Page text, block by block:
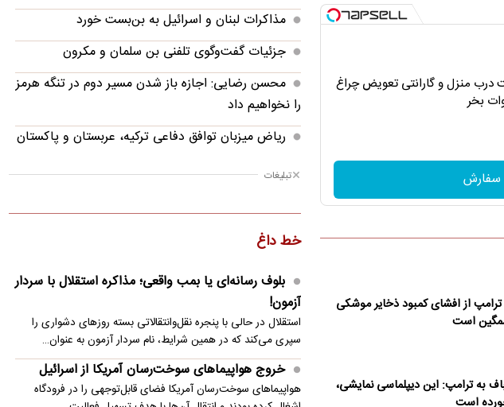
درب منزل و گارانتی تعویض چراغ
از افشای کمبود ذخایر موشکی
است
به ترامپ: این دیپلماسی نمایشی،
مذاکرات لبنان و اسرائیل به بن‌بست خورد
جزئیات گفت‌وگوی تلفنی بن سلمان و مکرون
محسن رضایی: اجازه باز شدن مسیر دوم در تنگه هرمز
را نخواهیم داد
ریاض میزبان توافق دفاعی ترکیه، عربستان و پاکستان
پالس‌های تازه از دیپلماسی؛ توافق ایران و آمریکا در
بارش‌های تابستانه در راه ۱۱ استان
رابرت دنیرو: کشور من دیگر دوست داشتنی نیست
سی‌ان‌ان: ترامپ از افشای کمبود ذخایر موشکی آمریکا
خشمگین است
تبلیغات
خط داغ
بلوف رسانه‌ای یا بمب واقعی؛ مذاکره استقلال با سردار
آزمون!
استقلال در حالی با پنجره نقل‌وانتقالاتی بسته روزهای دشواری را
سپری می‌کند که در همین شرایط، نام سردار آزمون به عنوان…
خروج هواپیماهای سوخت‌رسان آمریکا از اسرائیل
هواپیماهای سوخت‌رسان آمریکا فضای قابل‌توجهی را در فرودگاه